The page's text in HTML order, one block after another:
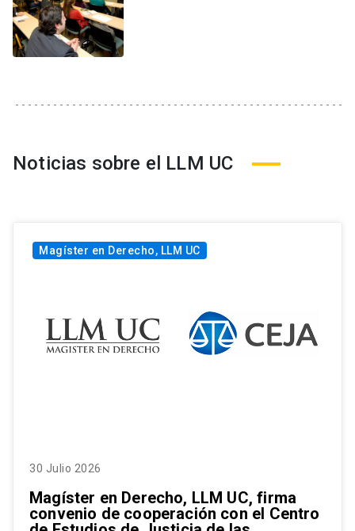
Noticias sobre el LLM UC
Magíster en Derecho, LLM UC
30 Julio 2026
Magíster en Derecho, LLM UC, firma
convenio de cooperación con el Centro